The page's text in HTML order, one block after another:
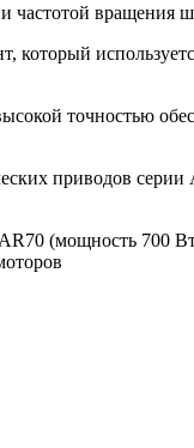
вращения
точностью
приводов серии
(мощность 700